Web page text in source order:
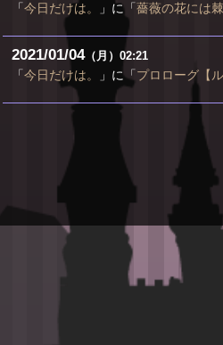
「今日だけは。 」に「薔薇の花には
2021 01 04（月） 02:21
「今日だけは。 」に「プロローグ【